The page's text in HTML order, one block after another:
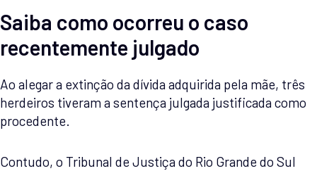
Saiba como ocorreu o caso
recentemente julgado
Ao alegar a extinção da dívida adquirida pela mãe, três
herdeiros tiveram a sentença julgada justificada como
procedente.
Contudo, o Tribunal de Justiça do Rio Grande do Sul